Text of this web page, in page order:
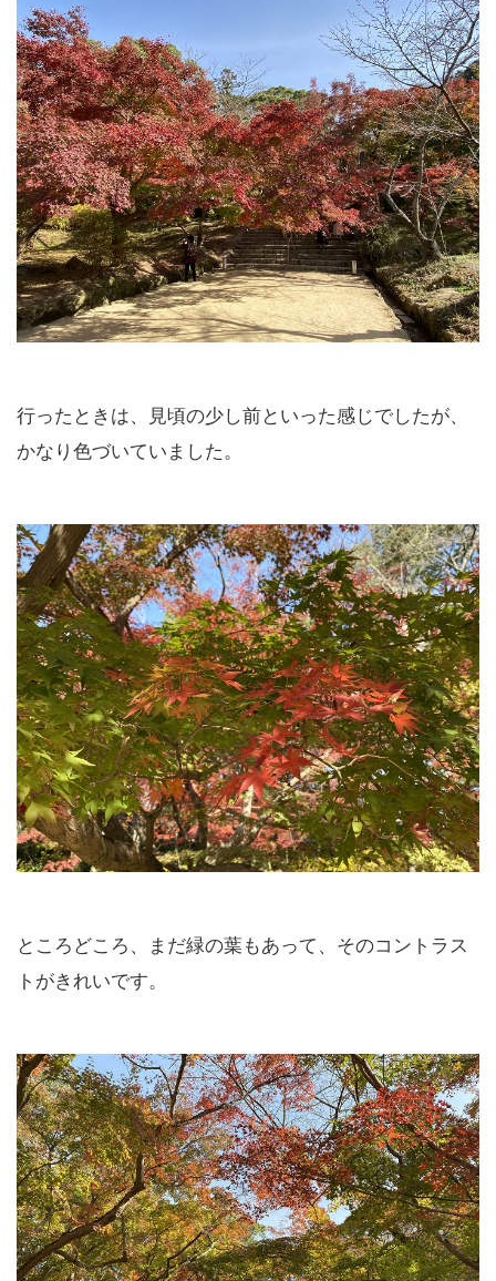
行ったときは、見頃の少し前といった感じでしたが、
かなり色づいていました。
ところどころ、まだ緑の葉もあって、そのコントラス
トがきれいです。